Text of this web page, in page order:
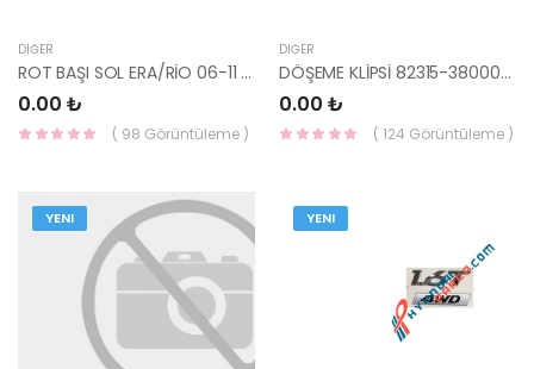
DIĞER
ROT BAŞI SOL ERA/RİO 06-11 YS-
0.00 ₺
( 98 Görüntüleme )
DIĞER
DÖŞEME KLİPSİ 82315-38000-HMC
0.00 ₺
( 124 Görüntüleme )
YENI YENI